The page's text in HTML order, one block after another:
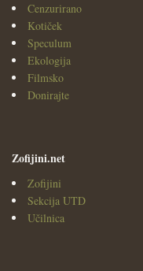
Cenzurirano
Kotiček
Speculum
Ekologija
Filmsko
Donirajte
Zofijini.net
Zofijini
Sekcija UTD
Učilnica